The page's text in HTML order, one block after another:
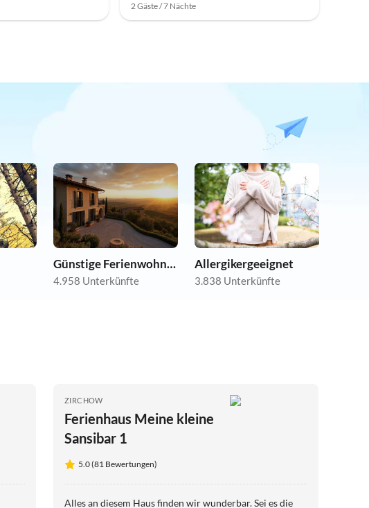
2 Gäste / 7 Nächte
Günstige Ferienwohnungen
4.958 Unterkünfte
Allergikergeeignet
3.838 Unterkünfte
ZIRCHOW
Ferienhaus Meine kleine
Sansibar 1
5.0 (81 Bewertungen)
Alles an diesem Haus finden wir wunderbar. Sei es die